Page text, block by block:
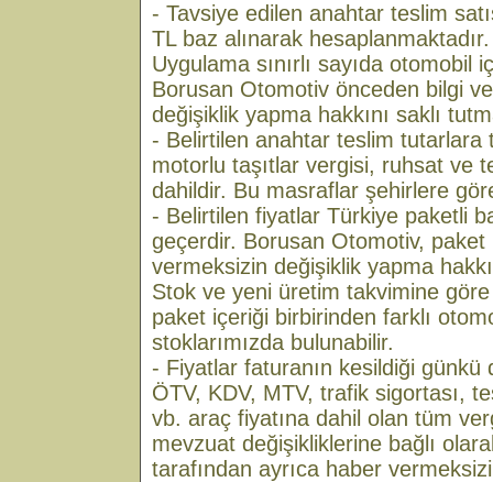
- Tavsiye edilen anahtar teslim
TL baz alınarak hesaplanmaktadır.
Uygulama sınırlı sayıda otomobil
Borusan Otomotiv önceden bilgi
değişiklik yapma hakkını saklı
- Belirtilen anahtar teslim tutarlara
motorlu taşıtlar vergisi, ruhsat ve
dahildir. Bu masraflar şehirlere
- Belirtilen fiyatlar Türkiye paketli
geçerdir. Borusan Otomotiv,
vermeksizin değişiklik yapma
Stok ve yeni üretim takvimine
paket içeriği birbirinden farklı
stoklarımızda bulunabilir.
- Fiyatlar faturanın kesildiği günkü
ÖTV, KDV, MTV, trafik sigortası,
vb. araç fiyatına dahil olan tüm
mevzuat değişikliklerine bağlı
tarafından ayrıca haber